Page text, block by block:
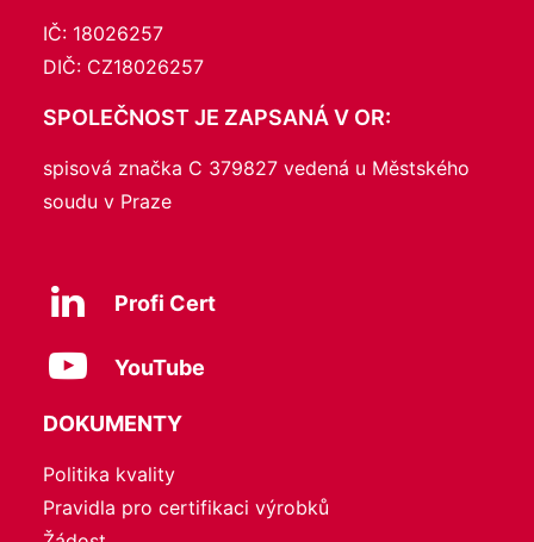
IČ: 18026257
DIČ: CZ18026257
SPOLEČNOST JE ZAPSANÁ V OR:
spisová značka C 379827 vedená u Městského
soudu v Praze
Profi Cert
YouTube
DOKUMENTY
Politika kvality
Pravidla pro certifikaci výrobků